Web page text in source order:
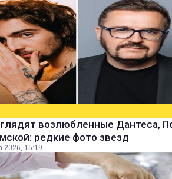
возлюбленные Дантеса,
редкие фото звезд
2026, 15:19